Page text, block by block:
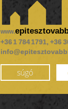
www.
+36 1 784 1791, +36
súgó